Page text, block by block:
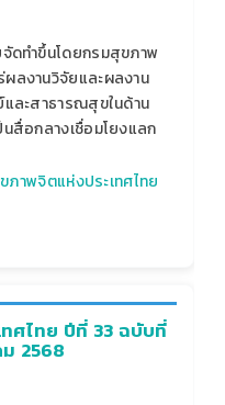
ดทำขึ้นโดยกรมสุขภาพ
ลงานวิจัยและผลงาน
ละสาธารณสุขในด้าน
สื่อกลางเชื่อมโยงแลก
ภาพจิตแห่งประเทศไทย
ศไทย ปีที่ 33 ฉบับที่
2568